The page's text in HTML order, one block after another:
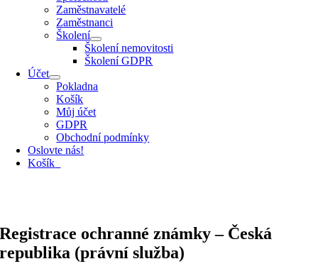
Zaměstnavatelé
Zaměstnanci
Školení
Školení nemovitosti
Školení GDPR
Účet
Pokladna
Košík
Můj účet
GDPR
Obchodní podmínky
Oslovte nás!
Košík
Registrace ochranné známky – Česká
republika (právní služba)